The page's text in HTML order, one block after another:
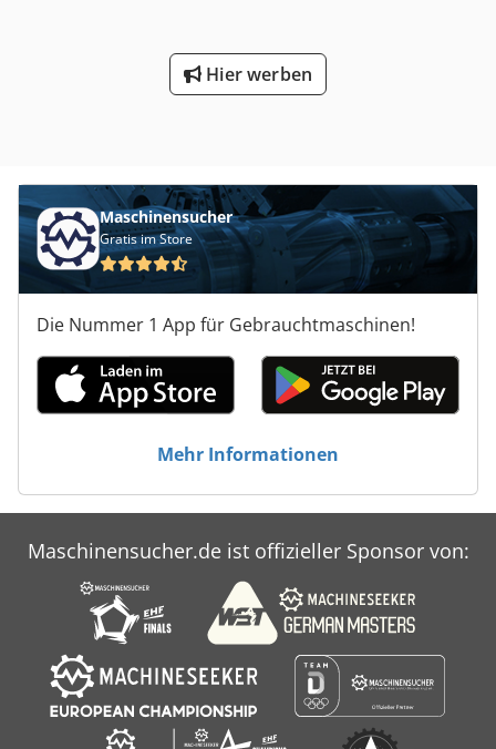
Hier werben
Maschinensucher
Gratis im Store
Die Nummer 1 App für Gebrauchtmaschinen!
Mehr Informationen
Maschinensucher.de ist offizieller Sponsor von: